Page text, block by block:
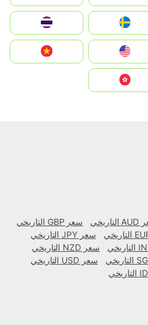
Slovensko
United States
Vietnam
سعر GBP التاريخي
سعر JPY التاريخي
سعر NZD التاريخي
سعر USD التاريخي